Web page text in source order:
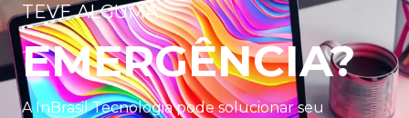
TEVE ALGUMA
EMERGÊNCIA?
A InBrasil Tecnologia pode solucionar seu